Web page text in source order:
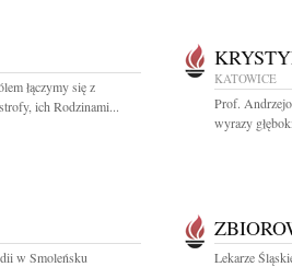
łączymy się z
ich Rodzinami...
KATOWICE
Prof.
wyrazy
w Smoleńsku
Lekarze